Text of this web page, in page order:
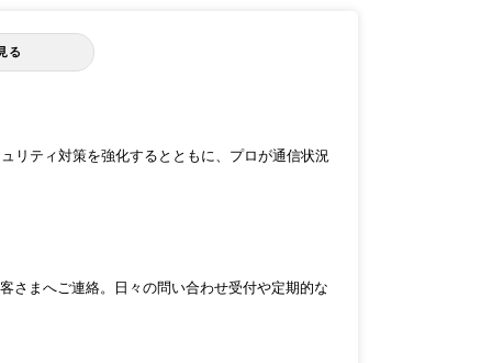
る
リティ対策を強化するとともに、プロが通信状況
さまへご連絡。日々の問い合わせ受付や定期的な